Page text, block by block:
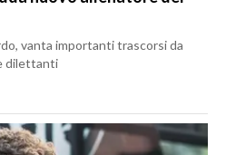
vanta importanti trascorsi da
dilettanti